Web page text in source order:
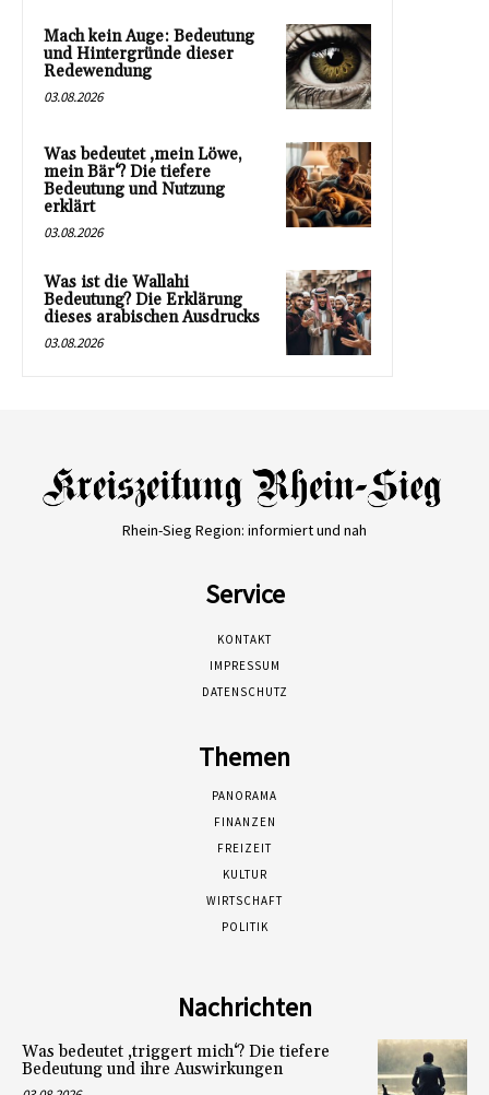
Mach kein Auge: Bedeutung
und Hintergründe dieser
Redewendung
03.08.2026
Was bedeutet ‚mein Löwe,
mein Bär‘? Die tiefere
Bedeutung und Nutzung
erklärt
03.08.2026
Was ist die Wallahi
Bedeutung? Die Erklärung
dieses arabischen Ausdrucks
03.08.2026
Rhein-Sieg Region: informiert und nah
Service
KONTAKT
IMPRESSUM
DATENSCHUTZ
Themen
PANORAMA
FINANZEN
FREIZEIT
KULTUR
WIRTSCHAFT
POLITIK
Nachrichten
Was bedeutet ‚triggert mich‘? Die tiefere
Bedeutung und ihre Auswirkungen